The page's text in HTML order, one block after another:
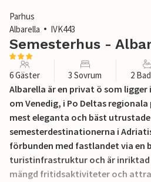
Parhus
Albarella
IVK443
Semesterhus -
6 Gäster 3 Sovrum 2
Albarella är en privat ö som
om Venedig, i Po Deltas regionala
mest eleganta och bäst utrustade
semesterdestinationerna i
förbunden med fastlandet via en
turistinfrastruktur och är inriktad
mängd fritidsaktiviteter och